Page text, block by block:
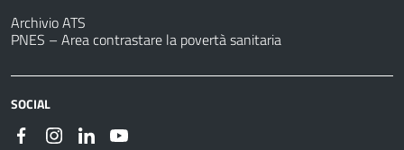
Archivio ATS
PNES – Area contrastare la povertà sanitaria
SOCIAL